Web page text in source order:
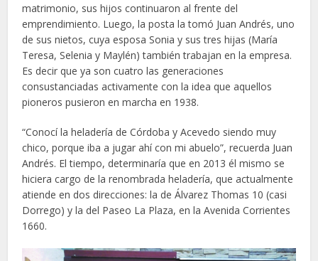
matrimonio, sus hijos continuaron al frente del
emprendimiento. Luego, la posta la tomó Juan Andrés, uno
de sus nietos, cuya esposa Sonia y sus tres hijas (María
Teresa, Selenia y Maylén) también trabajan en la empresa.
Es decir que ya son cuatro las generaciones
consustanciadas activamente con la idea que aquellos
pioneros pusieron en marcha en 1938.
“Conocí la heladería de Córdoba y Acevedo siendo muy
chico, porque iba a jugar ahí con mi abuelo”, recuerda Juan
Andrés. El tiempo, determinaría que en 2013 él mismo se
hiciera cargo de la renombrada heladería, que actualmente
atiende en dos direcciones: la de Álvarez Thomas 10 (casi
Dorrego) y la del Paseo La Plaza, en la Avenida Corrientes
1660.